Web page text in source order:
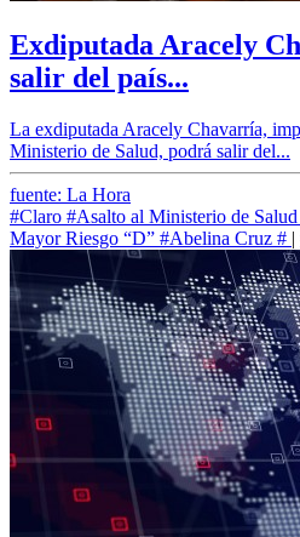
Exdiputada Aracely
salir del país...
La exdiputada Aracely Chavarría,
Ministerio de Salud, podrá salir del...
fuente: La Hora
#Claro #Asalto al Ministerio de Salud
Mayor Riesgo “D” #Abelina Cruz # |